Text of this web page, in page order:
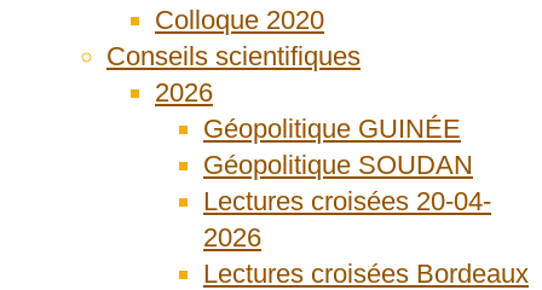
Colloque 2020
Conseils scientifiques
2026
Géopolitique GUINÉE
Géopolitique SOUDAN
Lectures croisées 20-04-
2026
Lectures croisées Bordeaux